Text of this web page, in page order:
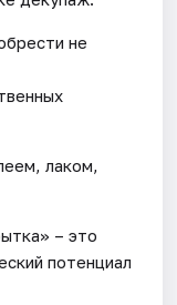
не
лаком,
– это
потенциал